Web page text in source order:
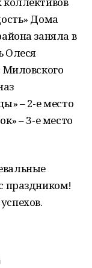
Дома
заняла в
Олеся
Миловского
– 2-е место
– 3-е место
праздником!